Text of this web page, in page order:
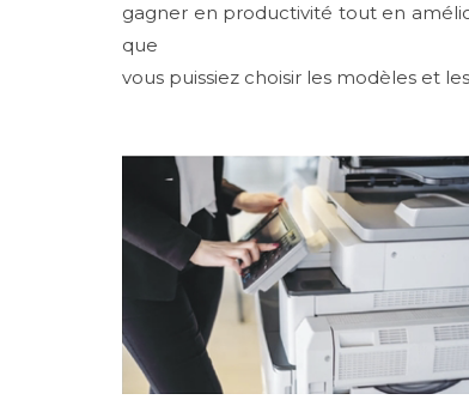
gagner en productivité tout en
que
vous puissiez choisir les modèles et